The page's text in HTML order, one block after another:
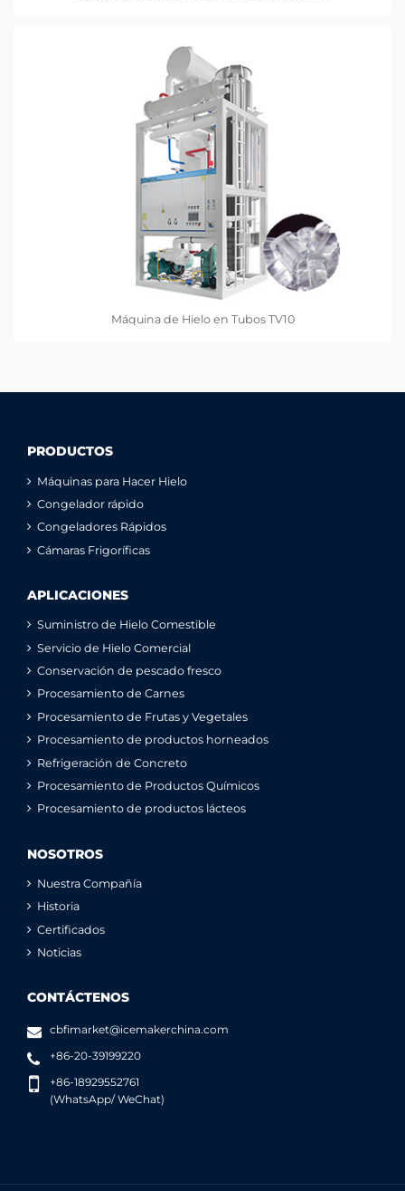
Máquina de Hielo en Tubos TV10
PRODUCTOS
Máquinas para Hacer Hielo
Congelador rápido
Congeladores Rápidos
Cámaras Frigoríficas
APLICACIONES
Suministro de Hielo Comestible
Servicio de Hielo Comercial
Conservación de pescado fresco
Procesamiento de Carnes
Procesamiento de Frutas y Vegetales
Procesamiento de productos horneados
Refrigeración de Concreto
Procesamiento de Productos Químicos
Procesamiento de productos lácteos
NOSOTROS
Nuestra Compañía
Historia
Certificados
Noticias
CONTÁCTENOS
cbfimarket@icemakerchina.com
+86-20-39199220
+86-18929552761
(WhatsApp/ WeChat)